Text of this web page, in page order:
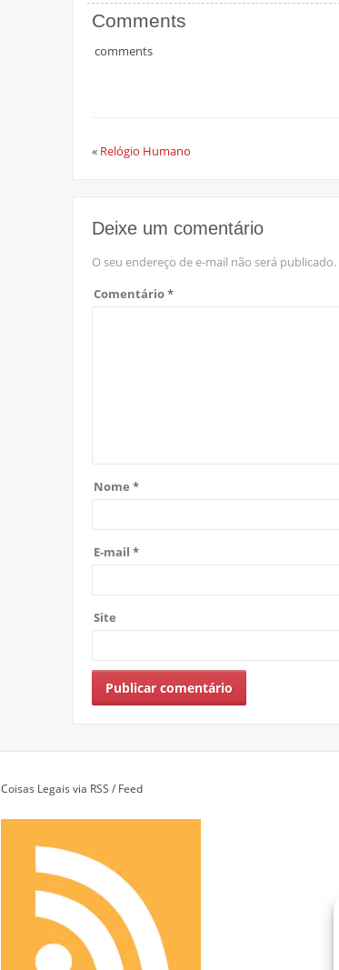
Comments
comments
« Relógio Humano
Deixe um comentário
O seu endereço de e-mail não será publicado.
Comentário*
Nome *
E-mail *
Site
Coisas Legais via RSS / Feed